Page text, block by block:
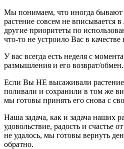
Мы понимаем, что иногда бывают
растение совсем не вписывается
другие приоритеты по
что-то не устроило Вас в
У вас всегда есть неделя с
размышления и его возврат/обмен.
Если Вы НЕ высаживали
поливали и сохранили в том же
мы готовы принять его снова с
Наша задача, как и задача наших
удовольствие, радость и счастье
не удалось, мы готовы вернуть
обратно.